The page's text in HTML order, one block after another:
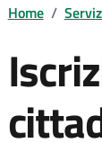
Home /